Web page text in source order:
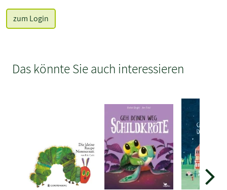
zum Login
Das könnte Sie auch interessieren